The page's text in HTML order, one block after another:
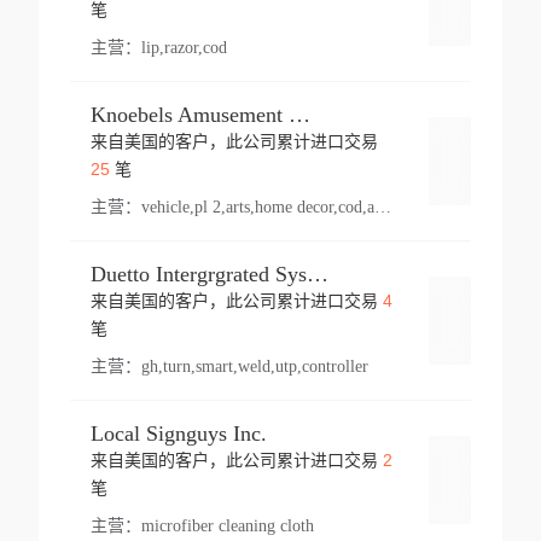
笔
主营： lip,razor,cod
Knoebels Amusement Resort
来自美国的客户，此公司累计进口交易
25笔
主营： vehicle,pl 2,arts,home decor,cod,amusement ride,sea
Duetto Intergrgrated Systems Inc.
来自美国的客户，此公司累计进口交易 4
笔
主营： gh,turn,smart,weld,utp,controller
Local Signguys Inc.
来自美国的客户，此公司累计进口交易 2
笔
主营： microfiber cleaning cloth